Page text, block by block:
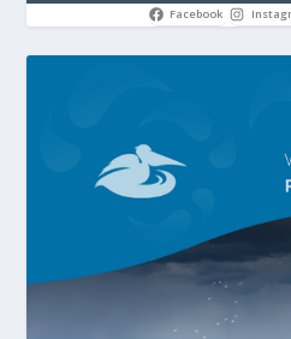
Facebook